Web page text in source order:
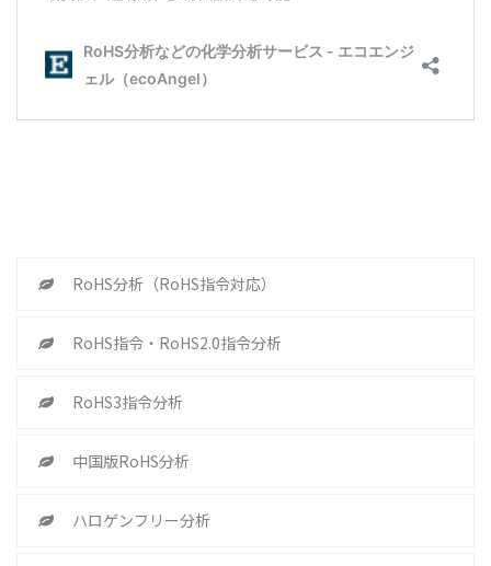
RoHS分析（RoHS指令対応）
RoHS指令・RoHS2.0指令分析
RoHS3指令分析
中国版RoHS分析
ハロゲンフリー分析